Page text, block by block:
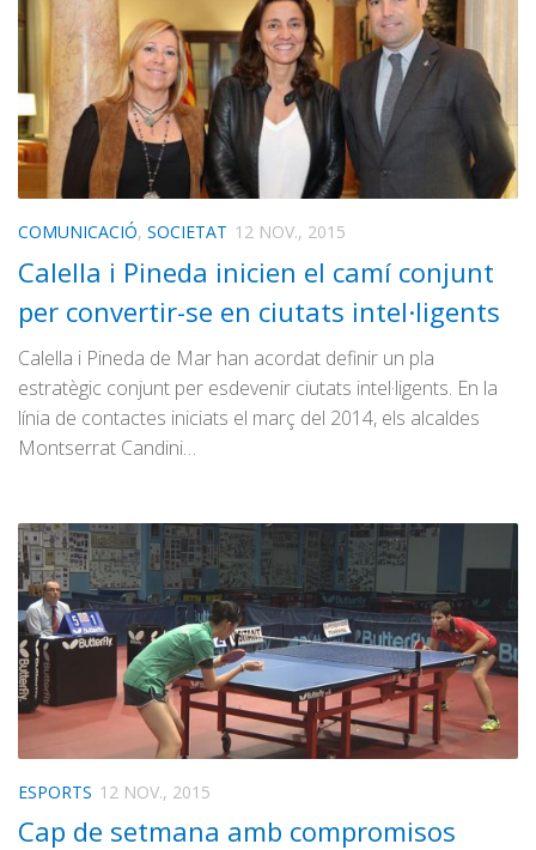
COMUNICACIÓ, SOCIETAT 12 NOV., 2015
Calella i Pineda inicien el camí conjunt
per convertir-se en ciutats intel·ligents
Calella i Pineda de Mar han acordat definir un pla
estratègic conjunt per esdevenir ciutats intel·ligents. En la
línia de contactes iniciats el març del 2014, els alcaldes
Montserrat Candini…
ESPORTS 12 NOV., 2015
Cap de setmana amb compromisos